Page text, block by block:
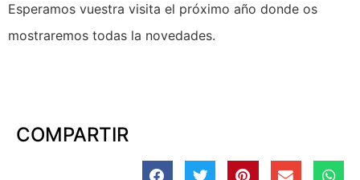
Esperamos vuestra visita el próximo año donde os
mostraremos todas la novedades.
COMPARTIR